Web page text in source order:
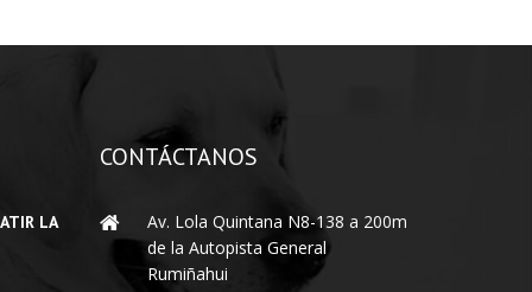
LA
CONTÁCTANOS
Av. Lola Quintana N8-138 a 200m
de la Autopista General
Rumiñahui